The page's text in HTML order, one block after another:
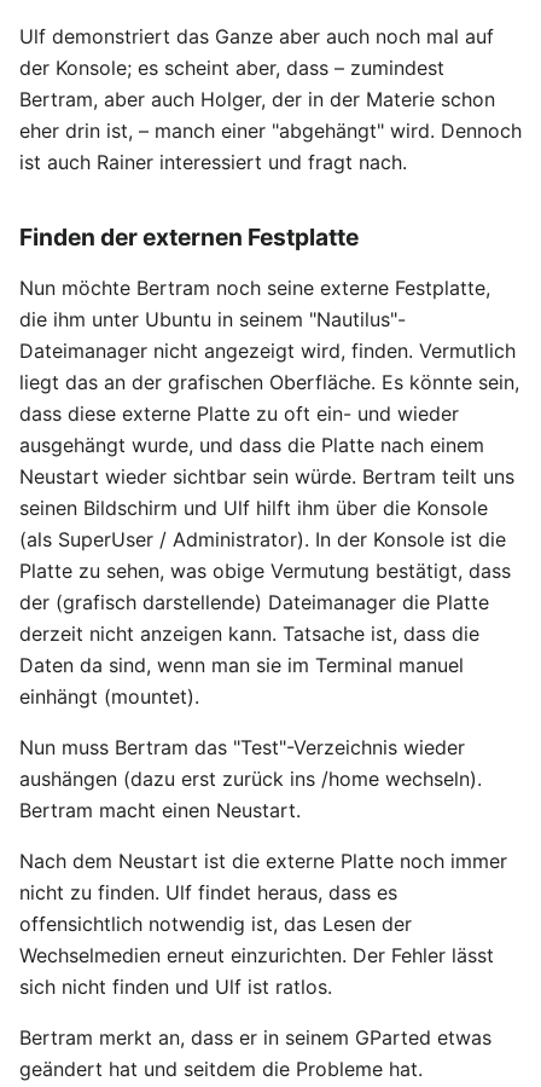
Ulf demonstriert das Ganze aber auch noch mal auf
der Konsole; es scheint aber, dass – zumindest
Bertram, aber auch Holger, der in der Materie schon
eher drin ist, – manch einer "abgehängt" wird. Dennoch
ist auch Rainer interessiert und fragt nach.
Finden der externen Festplatte
Nun möchte Bertram noch seine externe Festplatte,
die ihm unter Ubuntu in seinem "Nautilus"-
Dateimanager nicht angezeigt wird, finden. Vermutlich
liegt das an der grafischen Oberfläche. Es könnte sein,
dass diese externe Platte zu oft ein- und wieder
ausgehängt wurde, und dass die Platte nach einem
Neustart wieder sichtbar sein würde. Bertram teilt uns
seinen Bildschirm und Ulf hilft ihm über die Konsole
(als SuperUser / Administrator). In der Konsole ist die
Platte zu sehen, was obige Vermutung bestätigt, dass
der (grafisch darstellende) Dateimanager die Platte
derzeit nicht anzeigen kann. Tatsache ist, dass die
Daten da sind, wenn man sie im Terminal manuel
einhängt (mountet).
Nun muss Bertram das "Test"-Verzeichnis wieder
aushängen (dazu erst zurück ins /home wechseln).
Bertram macht einen Neustart.
Nach dem Neustart ist die externe Platte noch immer
nicht zu finden. Ulf findet heraus, dass es
offensichtlich notwendig ist, das Lesen der
Wechselmedien erneut einzurichten. Der Fehler lässt
sich nicht finden und Ulf ist ratlos.
Bertram merkt an, dass er in seinem GParted etwas
geändert hat und seitdem die Probleme hat.